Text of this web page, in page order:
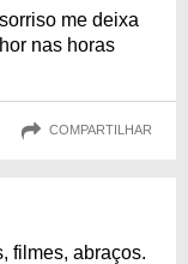
me deixa
nas horas
COMPARTILHAR
filmes, abraços.